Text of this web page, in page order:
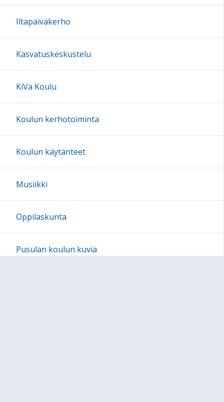
19:00
20:00
21:00
Iltapäiväkerho
Kasvatuskeskustelu
KiVa Koulu
Koulun kerhotoiminta
Koulun käytänteet
Musiikki
Oppilaskunta
Pusulan koulun kuvia